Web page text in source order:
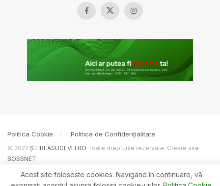
Politica Cookie Politica de Confidențialitate
© 2022 ȘTIREASUCEVEI.RO Toate drepturile rezervate. Creare site
BOSSNET
Acest site foloseste cookies. Navigând în continuare, vă